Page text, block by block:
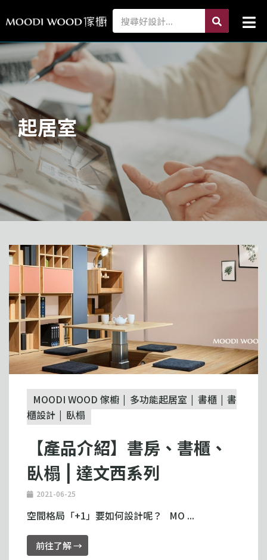
至
要
內
容
Search search
起居室
MOODI WOOD 傢櫥 多功能起居室 書櫃
書
櫃設計
臥榻
【產品介紹】書房、書櫃、
臥榻 ⎮ 達文西系列
2021-06-25
空間格局「+1」要如何設計呢？ MO ...
前往了解 →